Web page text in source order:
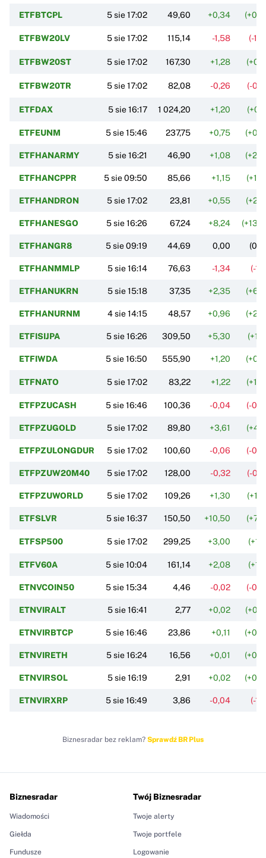
ETFBTCPL 5 sie 17:02 49,60 +0,34
ETFBW20LV 5 sie 17:02 115,14 -1,58 (-
ETFBW20ST 5 sie 17:02 167,30 +1,28
ETFBW20TR 5 sie 17:02 82,08 -0,26 (-
ETFDAX 5 sie 16:17 1 024,20 +1,20
ETFEUNM 5 sie 15:46 237,75 +0,75
ETFHANARMY 5 sie 16:21 46,90 +1,08
ETFHANCPPR 5 sie 09:50 85,66 +1,15
ETFHANDRON 5 sie 17:02 23,81 +0,55
ETFHANESGO 5 sie 16:26 67,24 +8,24
ETFHANGR8 5 sie 09:19 44,69 0,00
ETFHANMMLP 5 sie 16:14 76,63 -1,34 (-
ETFHANUKRN 5 sie 15:18 37,35 +2,35
ETFHANURNM 4 sie 14:15 48,57 +0,96
ETFISIJPA 5 sie 16:26 309,50 +5,30
ETFIWDA 5 sie 16:50 555,90 +1,20
ETFNATO 5 sie 17:02 83,22 +1,22
ETFPZUCASH 5 sie 16:46 100,36 -0,04 (-
ETFPZUGOLD 5 sie 17:02 89,80 +3,61
ETFPZULONGDUR 5 sie 17:02 100,60 -0,06 (-
ETFPZUW20M40 5 sie 17:02 128,00 -0,32 (-
ETFPZUWORLD 5 sie 17:02 109,26 +1,30
ETFSLVR 5 sie 16:37 150,50 +10,50
ETFSP500 5 sie 17:02 299,25 +3,00
ETFV60A 5 sie 10:04 161,14 +2,08
ETNVCOIN50 5 sie 15:34 4,46 -0,02 (-
ETNVIRALT 5 sie 16:41 2,77 +0,02
ETNVIRBTCP 5 sie 16:46 23,86 +0,11
ETNVIRETH 5 sie 16:24 16,56 +0,01
ETNVIRSOL 5 sie 16:19 2,91 +0,02
ETNVIRXRP 5 sie 16:49 3,86 -0,04 (-
Biznesradar bez reklam? Sprawdź BR Plus
Biznesradar
Wiadomości
Giełda
Fundusze
Twój Biznesradar
Twoje alerty
Twoje portfele
Logowanie